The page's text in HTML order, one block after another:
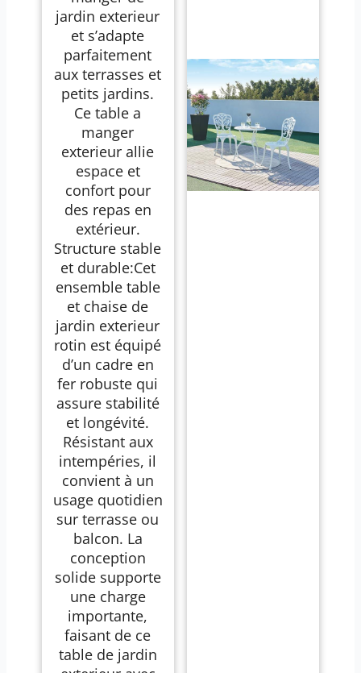
jardin exterieur
et s’adapte
parfaitement
aux terrasses et
petits jardins.
Ce table a
manger
exterieur allie
espace et
confort pour
des repas en
extérieur.
Structure stable
et durable:Cet
ensemble table
et chaise de
jardin exterieur
rotin est équipé
d’un cadre en
fer robuste qui
assure stabilité
et longévité.
Résistant aux
intempéries, il
convient à un
usage quotidien
sur terrasse ou
balcon. La
conception
solide supporte
une charge
importante,
faisant de ce
table de jardin